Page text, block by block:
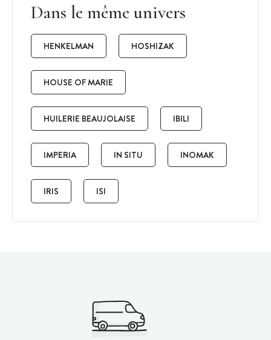
Dans le même univers
HENKELMAN HOSHIZAK
HOUSE OF MARIE
HUILERIE BEAUJOLAISE IBILI
IMPERIA IN SITU INOMAK
IRIS ISI